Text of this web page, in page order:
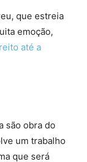
que estreia
emoção,
até a
são obra do
um trabalho
que será